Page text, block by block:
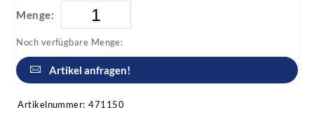
Menge:
Noch verfügbare Menge:
Artikel anfragen!
Artikelnummer: 471150